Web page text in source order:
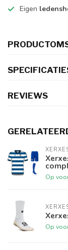
Eigen
REVIEWS
Op
Op